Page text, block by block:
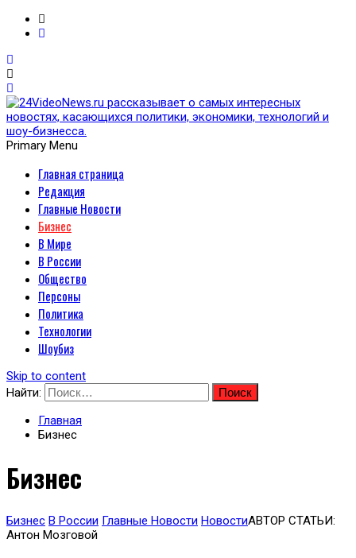
24VideoNews.ru
рассказывает о самых
интересных новостях,
касающихся политики,
экономики, технологий и
шоу-бизнесса.
Primary Menu
Главная страница
Редакция
Главные Новости
Бизнес
В Мире
В России
Общество
Персоны
Политика
Технологии
Шоубиз
Skip to content
Найти:
Главная
Бизнес
Бизнес
Бизнес В России Главные Новости НовостиАВТОР СТАТЬИ:
Антон Мозговой